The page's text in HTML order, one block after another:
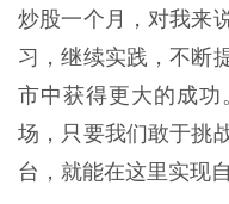
炒股一个月，对我来
习，继续实践，不断
市中获得更大的成
场，只要我们敢于挑
台，就能在这里实现